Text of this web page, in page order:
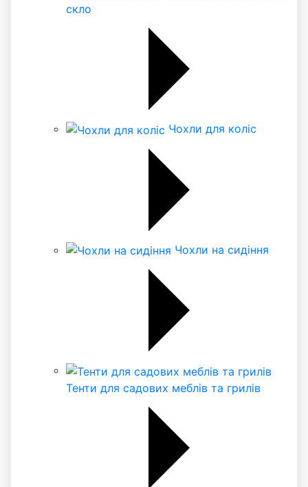
скло
Чохли для коліс
Чохли на сидіння
Тенти для садових меблів та грилів